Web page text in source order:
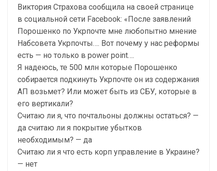
Виктория Страхова сообщила на своей странице
в социальной сети Facebook: «После заявлений
Порошенко по Укрпочте мне любопытно мнение
Набсовета Укрпочты…. Вот почему у нас реформы
есть — но только в power point….
Я надеюсь, те 500 млн которые Порошенко
собирается подкинуть Укрпочте он из содержания
АП возьмет? Или может быть из СБУ, которые в
его вертикали?
Считаю ли я, что почтальоны должны остаться? —
да считаю ли я покрытие убытков
необходимым? — да
Считаю ли я что есть корп управление в Украине?
— нет